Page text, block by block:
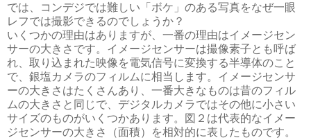
では、コンデジでは難しい「ボケ」のある写真をなぜ一眼
レフでは撮影できるのでしょうか？
いくつかの理由はありますが、一番の理由はイメージセン
サーの大きさです。イメージセンサーは撮像素子とも呼ば
れ、取り込まれた映像を電気信号に変換する半導体のこと
で、銀塩カメラのフィルムに相当します。イメージセンサ
ーの大きさはたくさんあり、一番大きなものは昔のフィル
ムの大きさと同じで、デジタルカメラではその他に小さい
サイズのものがいくつかあります。図２は代表的なイメー
ジセンサーの大きさ（面積）を相対的に表したものです。